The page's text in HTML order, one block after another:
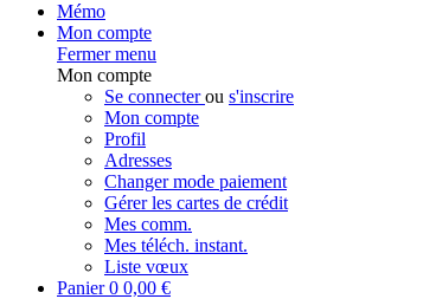
Mémo
Mon compte
Fermer menu
Mon compte
Se connecterou s'inscrire
Mon compte
Profil
Adresses
Changer mode paiement
Gérer les cartes de crédit
Mes comm.
Mes téléch. instant.
Liste vœux
Panier0 0,00 €